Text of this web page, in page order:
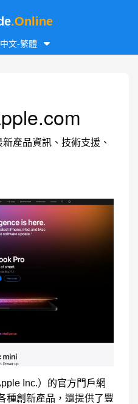
.Online
中文-繁體
產品資訊、技術支援、
Inc.）的官方門戶網
種創新產品，還提供了豐